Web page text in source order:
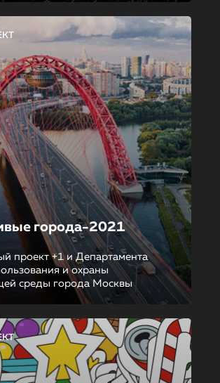
города-2021
проект +1 и Департамента
и охраны
среды города Москвы